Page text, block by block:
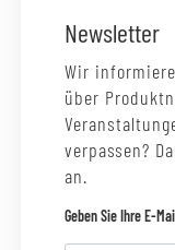
Newsletter
Wir
über
verpassen?
an.
Geben Sie Ihre E-